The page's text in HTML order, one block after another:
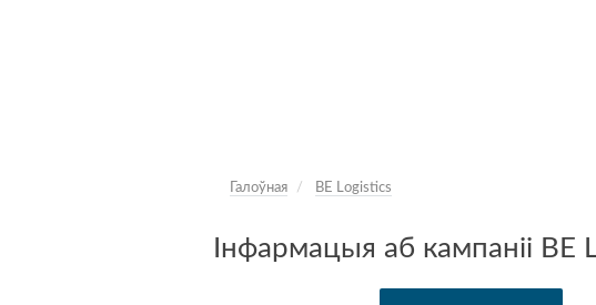
Галоўная BE Logistics
Інфармацыя аб кампаніі BE